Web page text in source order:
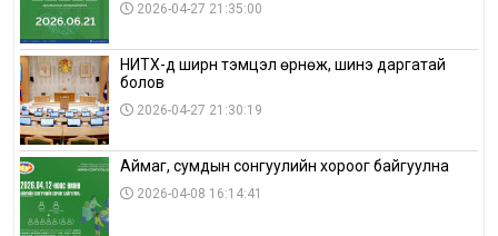
2026-04-27 21:35:00
НИТХ-д ширүүн тэмцэл өрнөж, шинэ даргатай
болов
2026-04-27 21:30:19
Аймаг, сумдын сонгуулийн хороог байгуулна
2026-04-08 16:14:41